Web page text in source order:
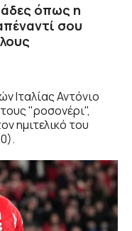
όπως η
σου
Αντόνιο
"ροσονέρι",
ημιτελικό του